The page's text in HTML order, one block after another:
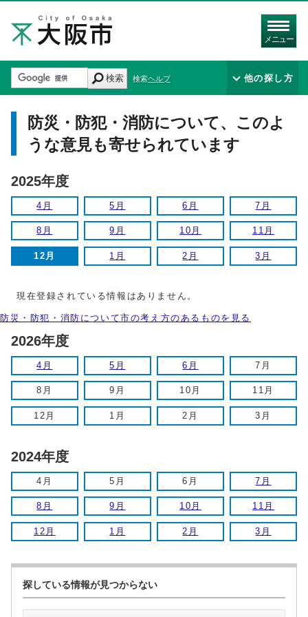
メニュー
検索 検索ヘルプ 他の探し方
防災・防犯・消防について、このよ
うな意見も寄せられています
2025年度
4月 5月 6月 7月
8月 9月 10月 11月
12月 1月 2月 3月
現在登録されている情報はありません。
防災・防犯・消防について市の考え方のあるものを見る
2026年度
4月 5月 6月 7月
8月 9月 10月 11月
12月 1月 2月 3月
2024年度
4月 5月 6月 7月
8月 9月 10月 11月
12月 1月 2月 3月
探している情報が見つからない